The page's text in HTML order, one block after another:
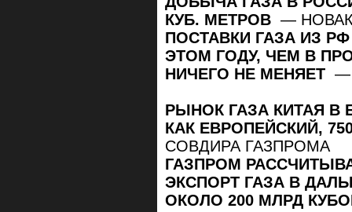
КУБ. МЕТРОВ —
ПОСТАВКИ ГАЗА ИЗ
ЭТОМ ГОДУ, ЧЕМ В
НИЧЕГО НЕ МЕНЯЕТ —
РЫНОК ГАЗА КИТАЯ
КАК ЕВРОПЕЙСКИЙ,
СОВДИРА ГАЗПРОМА
ГАЗПРОМ
ЭКСПОРТ ГАЗА В
ОКОЛО 200 МЛРД